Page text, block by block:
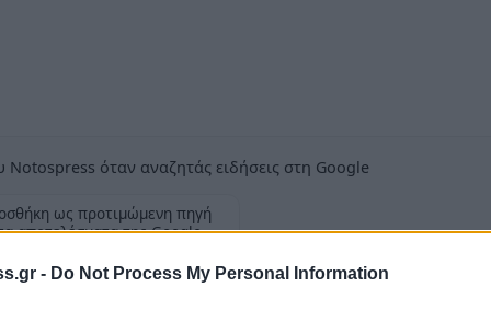
- Do Not Process My Personal Information
όταν αναζητάς ειδήσεις στη Google
ως προτιμώμενη πηγή
αποτελέσματα της Google